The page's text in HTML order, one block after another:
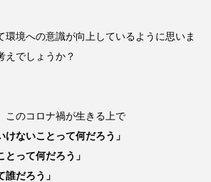
環境への意識が向上しているように思いま
えでしょうか？
このコロナ禍が生きる上で
けないことって何だろう」
とって何だろう」
誰だろう」